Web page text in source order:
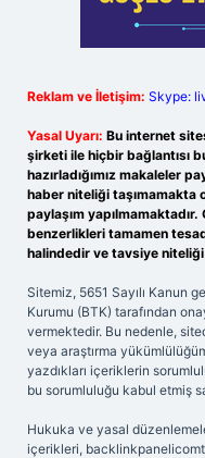
Reklam ve İletişim: Skype:
Yasal Uyarı: Bu internet
şirketi ile hiçbir bağlantısı
hazırladığımız makaleler
haber niteliği taşımamakta
paylaşım
benzerlikleri tamamen
halindedir ve tavsiye niteliği
Sitemiz, 5651 Sayılı Kanun
Kurumu (BTK) tarafından
vermektedir. Bu nedenle,
veya araştırma
yazdıkları içeriklerin
bu sorumluluğu kabul etmiş
Hukuka ve yasal
içerikleri,